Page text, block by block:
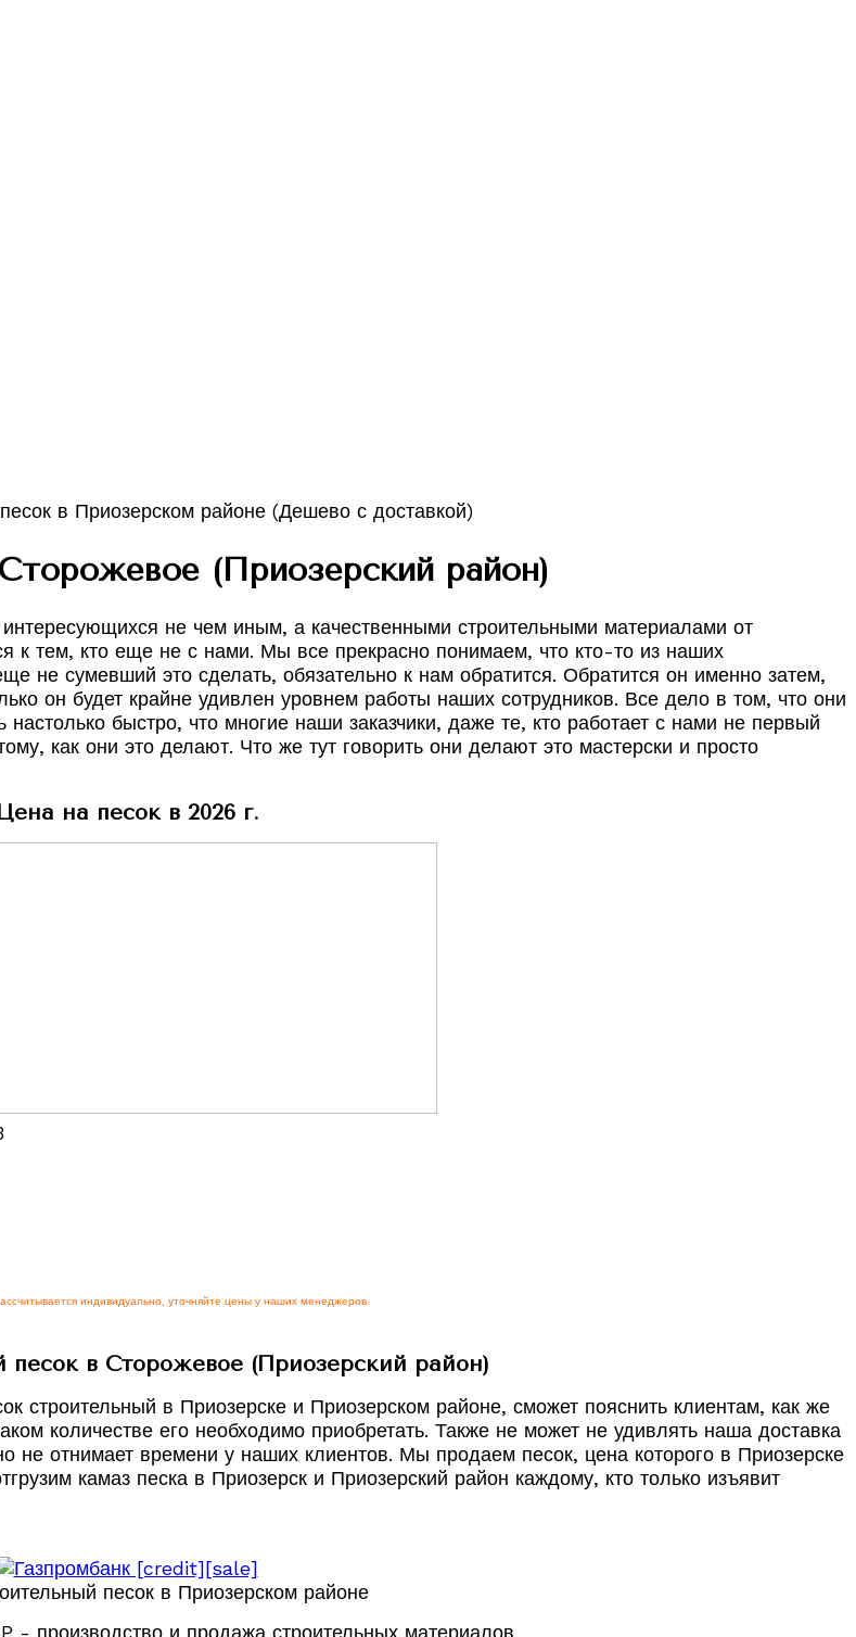
(Приозерский район)
не чем иным, а качественными строительными материалами от
к тем, кто еще не с нами. Мы все прекрасно понимаем, что кто-то из наших
не сумевший это сделать, обязательно к нам обратится. Обратится он именно затем,
он будет крайне удивлен уровнем работы наших сотрудников. Все дело в том, что они
быстро, что многие наши заказчики, даже те, кто работает с нами не первый
как они это делают. Что же тут говорить они делают это мастерски и просто
на песок в 2026 г.
индивидуально, уточняйте цены у наших менеджеров.
песок в Сторожевое (Приозерский район)
строительный в Приозерске и Приозерском районе, сможет пояснить клиентам, как же
количестве его необходимо приобретать. Также не может не удивлять наша доставка
не отнимает времени у наших клиентов. Мы продаем песок, цена которого в Приозерске
камаз песка в Приозерск и Приозерский район каждому, кто только изъявит
производство и продажа строительных материалов.